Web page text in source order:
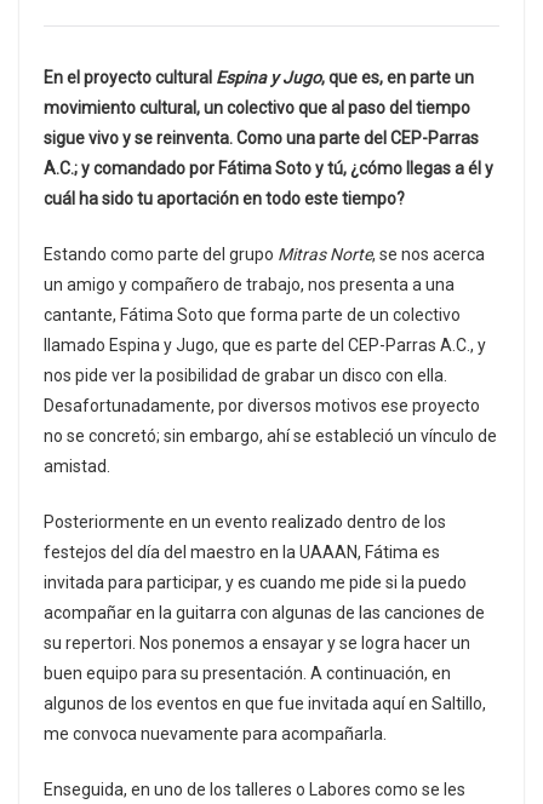
En el proyecto cultural Espina y Jugo, que es, en parte un
movimiento cultural, un colectivo que al paso del tiempo
sigue vivo y se reinventa. Como una parte del CEP-Parras
A.C.; y comandado por Fátima Soto y tú, ¿cómo llegas a él y
cuál ha sido tu aportación en todo este tiempo?
Estando como parte del grupo Mitras Norte, se nos acerca
un amigo y compañero de trabajo, nos presenta a una
cantante, Fátima Soto que forma parte de un colectivo
llamado Espina y Jugo, que es parte del CEP-Parras A.C., y
nos pide ver la posibilidad de grabar un disco con ella.
Desafortunadamente, por diversos motivos ese proyecto
no se concretó; sin embargo, ahí se estableció un vínculo de
amistad.
Posteriormente en un evento realizado dentro de los
festejos del día del maestro en la UAAAN, Fátima es
invitada para participar, y es cuando me pide si la puedo
acompañar en la guitarra con algunas de las canciones de
su repertori. Nos ponemos a ensayar y se logra hacer un
buen equipo para su presentación. A continuación, en
algunos de los eventos en que fue invitada aquí en Saltillo,
me convoca nuevamente para acompañarla.
Enseguida, en uno de los talleres o Labores como se les